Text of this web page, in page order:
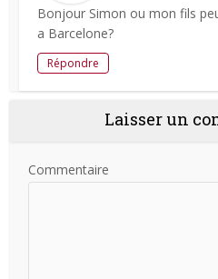
Bonjour Simon ou mon fils
a Barcelone?
Répondre
Laisser un
Commentaire